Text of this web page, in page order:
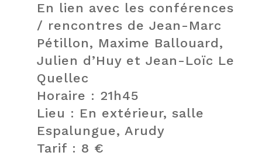
En lien avec les conférences
/ rencontres de Jean-Marc
Pétillon, Maxime Ballouard,
Julien d’Huy et Jean-Loïc Le
Quellec
Horaire : 21h45
Lieu : En extérieur, salle
Espalungue, Arudy
Tarif : 8 €